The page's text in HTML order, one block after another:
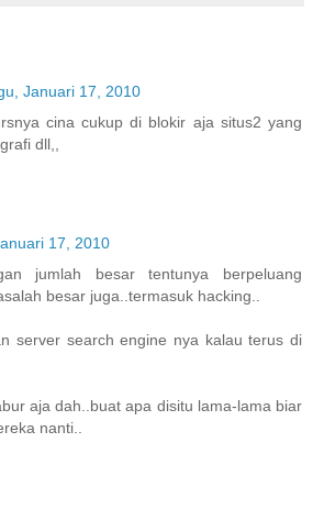
Januari 17, 2010
cina cukup di blokir aja situs2 yang
dll,,
17, 2010
jumlah besar tentunya berpeluang
besar juga..termasuk hacking..
server search engine nya kalau terus di
aja dah..buat apa disitu lama-lama biar
nanti..